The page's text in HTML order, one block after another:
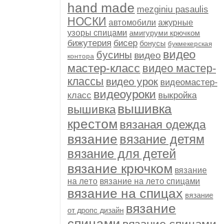
hand made mezginiu pasaulis
НОСКИ автомобили ажурные
узоры спицами амигуруми крючком
бижутерия бисер бонусы букмекерская
контора бусины видео видео
мастер-класс видео мастер-
классы видео урок видеомастер-
класс видеоуроки выкройка
вышивка вышивка
крестом вязаная одежда
вязание вязание детям
вязание для детей
вязание крючком вязание
на лето вязание на лето спицами
вязание на спицах вязание
от дропс дизайн вязание